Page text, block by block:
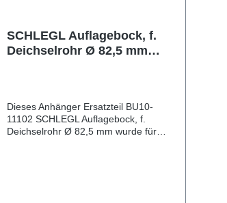
SCHLEGL Auflagebock, f.
Deichselrohr Ø 82,5 mm
Dieses Anhänger Ersatzteil BU10-
11102 SCHLEGL Auflagebock, f.
Deichselrohr Ø 82,5 mm wurde für